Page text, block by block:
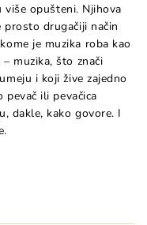
više opušteni. Njihova
drugačiji način
je muzika roba kao
muzika, što znači
i koji žive zajedno
ili pevačica
dakle, kako govore. I